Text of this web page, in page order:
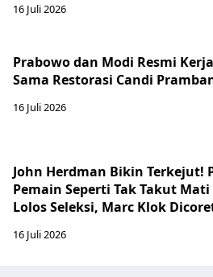
16 Juli 2026
Prabowo dan Modi Resmi Kerja
Sama Restorasi Candi
16 Juli 2026
John Herdman Bikin Terkejut!
Pemain Seperti Tak Takut Mati
Lolos Seleksi, Marc Klok
16 Juli 2026